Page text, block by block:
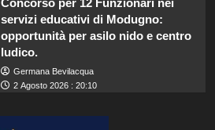
Concorso per 12 Funzionari nei
servizi educativi di Modugno:
opportunità per asilo nido e centro
ludico.
Germana Bevilacqua
2 Agosto 2026 : 20:10